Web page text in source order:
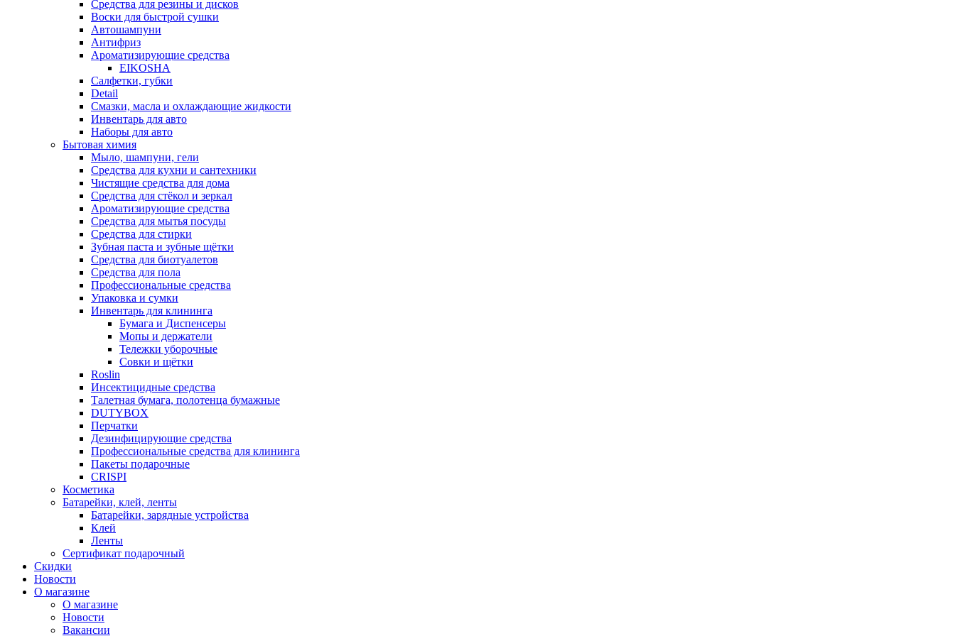
Средства для резины и дисков
Воски для быстрой сушки
Автошампуни
Антифриз
Ароматизирующие средства
EIKOSHA
Салфетки, губки
Detail
Смазки, масла и охлаждающие жидкости
Инвентарь для авто
Наборы для авто
Бытовая химия
Мыло, шампуни, гели
Средства для кухни и сантехники
Чистящие средства для дома
Средства для стёкол и зеркал
Ароматизирующие средства
Средства для мытья посуды
Средства для стирки
Зубная паста и зубные щётки
Средства для биотуалетов
Средства для пола
Профессиональные средства
Упаковка и сумки
Инвентарь для клининга
Бумага и Диспенсеры
Мопы и держатели
Тележки уборочные
Совки и щётки
Roslin
Инсектицидные средства
Талетная бумага, полотенца бумажные
DUTYBOX
Перчатки
Дезинфицирующие средства
Профессиональные средства для клининга
Пакеты подарочные
CRISPI
Косметика
Батарейки, клей, ленты
Батарейки, зарядные устройства
Клей
Ленты
Сертификат подарочный
Скидки
Новости
О магазине
О магазине
Новости
Вакансии